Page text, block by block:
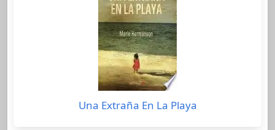
Una Extraña En La Playa